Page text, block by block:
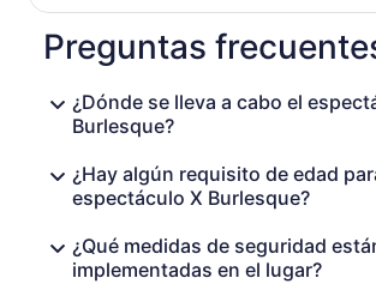
Preguntas
¿Dónde se lleva a cabo el
Burlesque?
¿Hay algún requisito de edad
espectáculo X Burlesque?
¿Qué medidas de seguridad
implementadas en el lugar?